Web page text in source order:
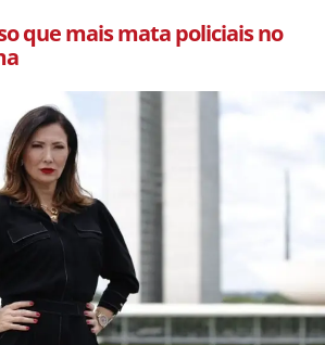
que mais mata policiais no